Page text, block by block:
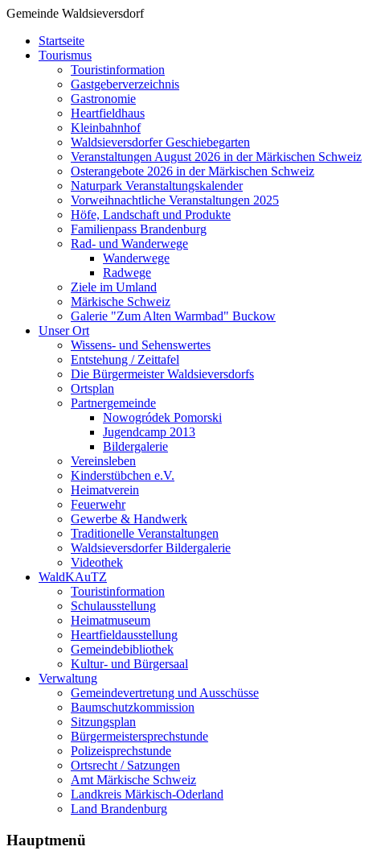
Gemeinde Waldsieversdorf
Startseite
Tourismus
Touristinformation
Gastgeberverzeichnis
Gastronomie
Heartfieldhaus
Kleinbahnhof
Waldsieversdorfer Geschiebegarten
Veranstaltungen August 2026 in der Märkischen Schweiz
Osterangebote 2026 in der Märkischen Schweiz
Naturpark Veranstaltungskalender
Vorweihnachtliche Veranstaltungen 2025
Höfe, Landschaft und Produkte
Familienpass Brandenburg
Rad- und Wanderwege
Wanderwege
Radwege
Ziele im Umland
Märkische Schweiz
Galerie "Zum Alten Warmbad" Buckow
Unser Ort
Wissens- und Sehenswertes
Entstehung / Zeittafel
Die Bürgermeister Waldsieversdorfs
Ortsplan
Partnergemeinde
Nowogródek Pomorski
Jugendcamp 2013
Bildergalerie
Vereinsleben
Kinderstübchen e.V.
Heimatverein
Feuerwehr
Gewerbe & Handwerk
Traditionelle Veranstaltungen
Waldsieversdorfer Bildergalerie
Videothek
WaldKAuTZ
Touristinformation
Schulausstellung
Heimatmuseum
Heartfieldausstellung
Gemeindebibliothek
Kultur- und Bürgersaal
Verwaltung
Gemeindevertretung und Ausschüsse
Baumschutzkommission
Sitzungsplan
Bürgermeistersprechstunde
Polizeisprechstunde
Ortsrecht / Satzungen
Amt Märkische Schweiz
Landkreis Märkisch-Oderland
Land Brandenburg
Hauptmenü